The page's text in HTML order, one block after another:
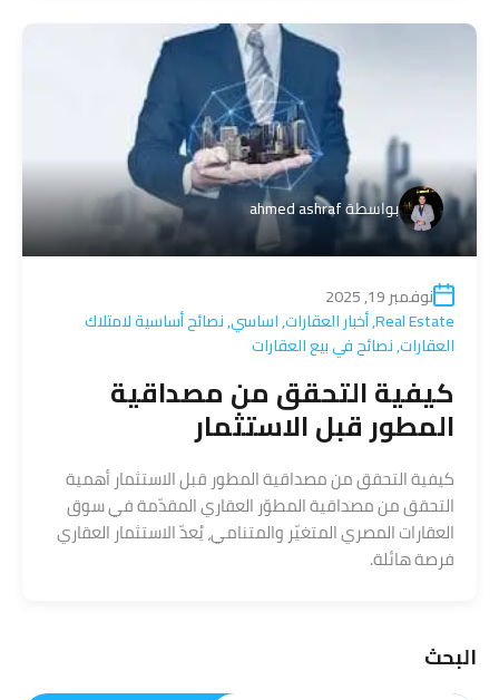
بواسطةahmed ashraf
نوفمبر 19, 2025
Real Estate
,أخبار العقارات,اساسي,نصائح أساسية لامتلاك
العقارات,نصائح في بيع العقارات
كيفية التحقق من مصداقية
المطور قبل الاستثمار
كيفية التحقق من مصداقية المطور قبل الاستثمار أهمية
التحقق من مصداقية المطوّر العقاري المقدّمة في سوق
العقارات المصري المتغيّر والمتنامي، يُعدّ الاستثمار العقاري
فرصة هائلة.
البحث